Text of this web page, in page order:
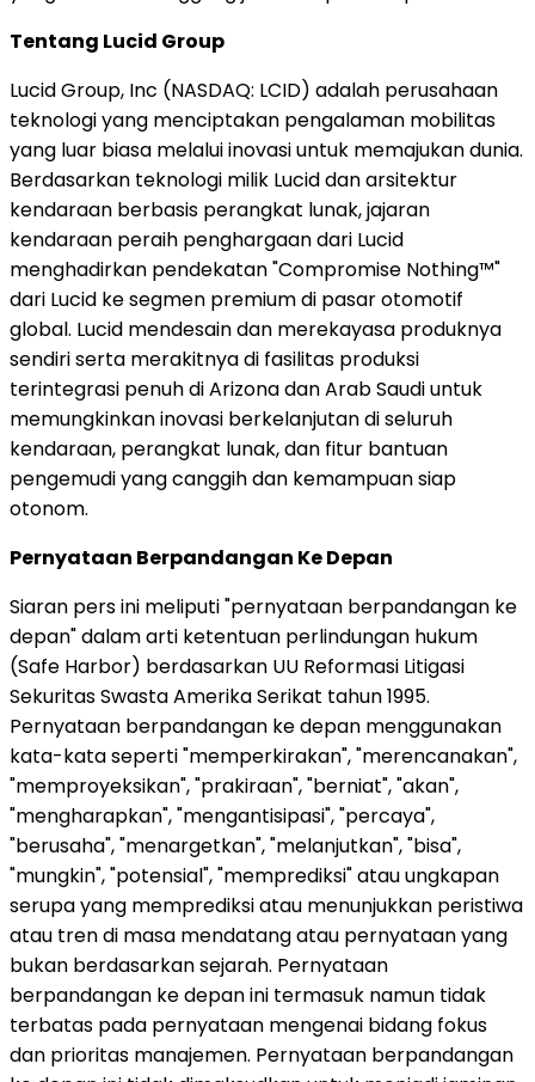
Tentang Lucid Group
Lucid Group, Inc (NASDAQ: LCID) adalah perusahaan
teknologi yang menciptakan pengalaman mobilitas
yang luar biasa melalui inovasi untuk memajukan dunia.
Berdasarkan teknologi milik Lucid dan arsitektur
kendaraan berbasis perangkat lunak, jajaran
kendaraan peraih penghargaan dari Lucid
menghadirkan pendekatan "Compromise Nothing™"
dari Lucid ke segmen premium di pasar otomotif
global. Lucid mendesain dan merekayasa produknya
sendiri serta merakitnya di fasilitas produksi
terintegrasi penuh di Arizona dan Arab Saudi untuk
memungkinkan inovasi berkelanjutan di seluruh
kendaraan, perangkat lunak, dan fitur bantuan
pengemudi yang canggih dan kemampuan siap
otonom.
Pernyataan Berpandangan Ke Depan
Siaran pers ini meliputi "pernyataan berpandangan ke
depan" dalam arti ketentuan perlindungan hukum
(Safe Harbor) berdasarkan UU Reformasi Litigasi
Sekuritas Swasta Amerika Serikat tahun 1995.
Pernyataan berpandangan ke depan menggunakan
kata-kata seperti "memperkirakan", "merencanakan",
"memproyeksikan", "prakiraan", "berniat", "akan",
"mengharapkan", "mengantisipasi", "percaya",
"berusaha", "menargetkan", "melanjutkan", "bisa",
"mungkin", "potensial", "memprediksi" atau ungkapan
serupa yang memprediksi atau menunjukkan peristiwa
atau tren di masa mendatang atau pernyataan yang
bukan berdasarkan sejarah. Pernyataan
berpandangan ke depan ini termasuk namun tidak
terbatas pada pernyataan mengenai bidang fokus
dan prioritas manajemen. Pernyataan berpandangan